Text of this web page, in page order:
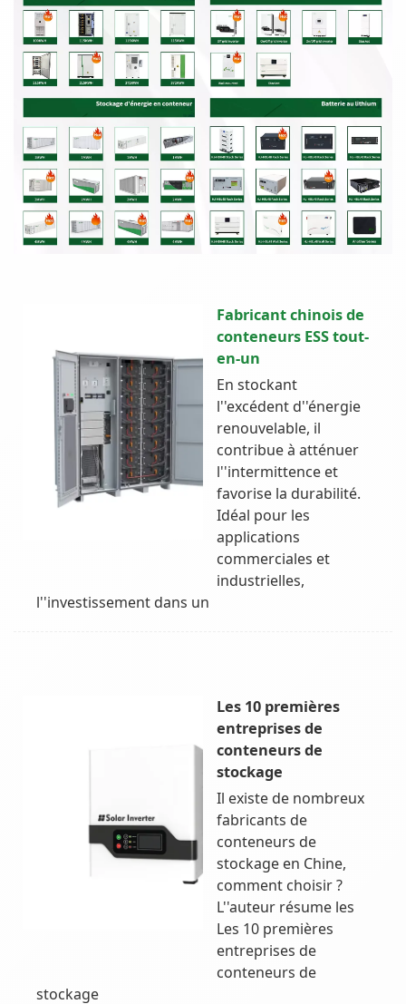
Fabricant chinois de
conteneurs ESS tout-
en-un
En stockant
l''excédent d''énergie
renouvelable, il
contribue à atténuer
l''intermittence et
favorise la durabilité.
Idéal pour les
applications
commerciales et
industrielles,
l''investissement dans un
Les 10 premières
entreprises de
conteneurs de
stockage
Il existe de nombreux
fabricants de
conteneurs de
stockage en Chine,
comment choisir ?
L''auteur résume les
Les 10 premières
entreprises de
conteneurs de
stockage